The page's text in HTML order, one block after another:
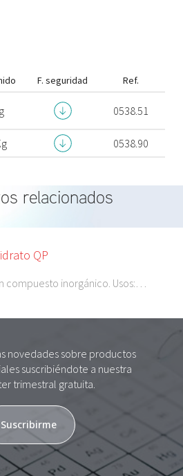
F. seguridad Ref.
0538.51
0538.90
relacionados
QP
compuesto inorgánico. Usos:…
novedades sobre productos
suscribiéndote a nuestra
trimestral gratuita.
Suscribirme